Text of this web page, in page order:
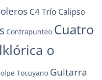
C4 Trío Calipso
Contrapunteo Cuatro
o
Tocuyano Guitarra